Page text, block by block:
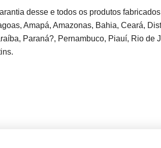
desse e todos os produtos
Amapá, Amazonas, Bahia, Ceará,
Paraná?, Pernambuco, Piauí, Rio de